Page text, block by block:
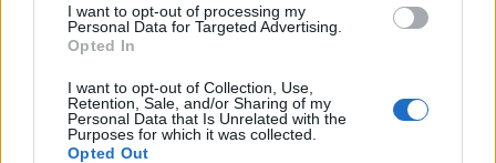
I want to opt-out of processing my
Personal Data for Targeted Advertising.
Opted In
I want to opt-out of Collection, Use,
Retention, Sale, and/or Sharing of my
Personal Data that Is Unrelated with the
Purposes for which it was collected.
Opted Out